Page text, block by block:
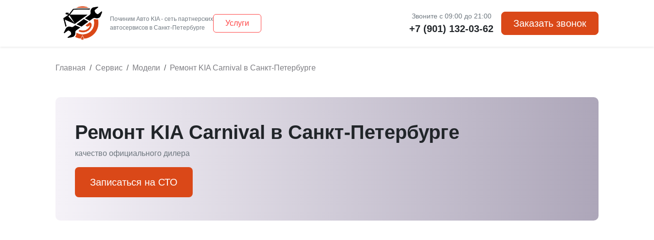
Починим Авто KIA - сеть партнерских
Услуги
Звоните с 09:00 до 21:00
+7 (901) 132-03-62 Заказать звонок
Главная Сервис Модели Ремонт KIA Carnival в Санкт-Петербурге
Ремонт KIA Carnival в Санкт-Петербурге
качество официального дилера
Записаться на СТО